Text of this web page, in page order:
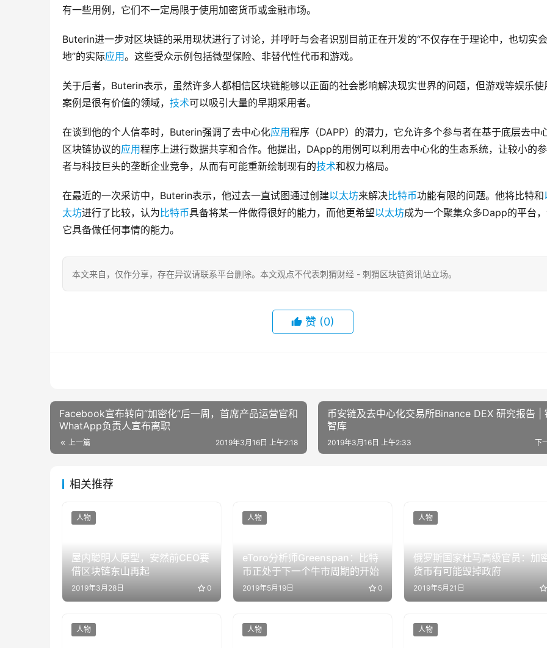
有一些用例，它们不一定局限于使用加密货币或金融市场。
Buterin进一步对区块链的采用现状进行了讨论，并呼吁与会者识别目前正在开发的“不仅存在于理论中，也切实
地”的实际应用。这些受众示例包括微型保险、非替代性代币和游戏。
关于后者，Buterin表示，虽然许多人都相信区块链能够以正面的社会影响解决现实世界的问题，但游戏等娱乐使
案例是很有价值的领域， 技术可以吸引大量的早期采用者。
在谈到他的个人信奉时，Buterin强调了去中心化应用程序（DAPP）的潜力，它允许多个参与者在基于底层去中
区块链协议的应用程序上进行数据共享和合作。他提出，DApp的用例可以利用去中心化的生态系统，让较小的
者与科技巨头的垄断企业竞争，从而有可能重新绘制现有的技术和权力格局。
在最近的一次采访中，Buterin表示，他过去一直试图通过创建以太坊来解决比特币功能有限的问题。他将比特和
太坊进行了比较，认为 比特币具备将某一件做得很好的能力，而他更希望以太坊成为一个聚集众多Dapp的平台
它具备做任何事情的能力。
本文来自 ，仅作分享，存在异议请联系平台删除。本文观点不代表刺猬财经 - 刺猬区块链资讯站立场。
赞 (0)
Facebook宣布转向“加密化”后一周，首席产品运营官和
WhatApp负责人宣布离职
上一篇 2019年3月16日 上午2:18
币安链及去中心化交易所Binance DEX 研究报告 |
智库
下
2019年3月16日 上午2:33
相关推荐
屋内聪明人原型，安然前CEO要
借区块链东山再起
2019年3月28日 0
人物
eToro分析师Greenspan：比特
币正处于下一个牛市周期的开始
2019年5月19日 0
人物
俄罗斯国家杜马高级官员：加
货币有可能毁掉政府
2019年5月21日
人物
人物 人物 人物